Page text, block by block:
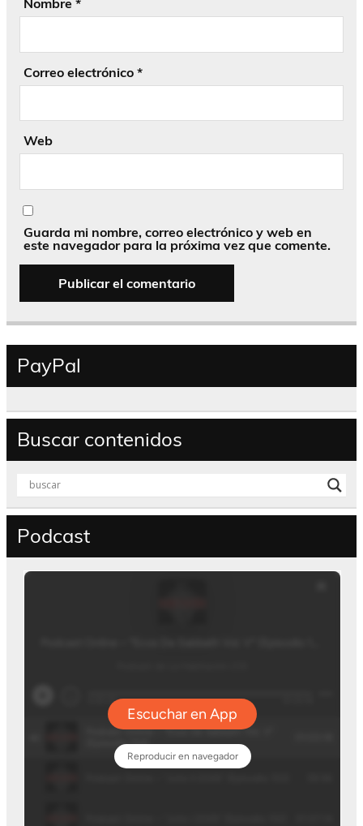
Nombre *
Correo electrónico *
Web
Guarda mi nombre, correo electrónico y web en
este navegador para la próxima vez que comente.
PayPal
Buscar contenidos
Podcast